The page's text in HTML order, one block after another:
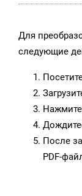
Для
следующие
После
PDF-